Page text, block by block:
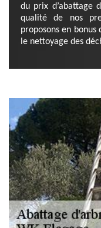
du prix d’abattage
qualité de nos
proposons en bonus
le nettoyage des